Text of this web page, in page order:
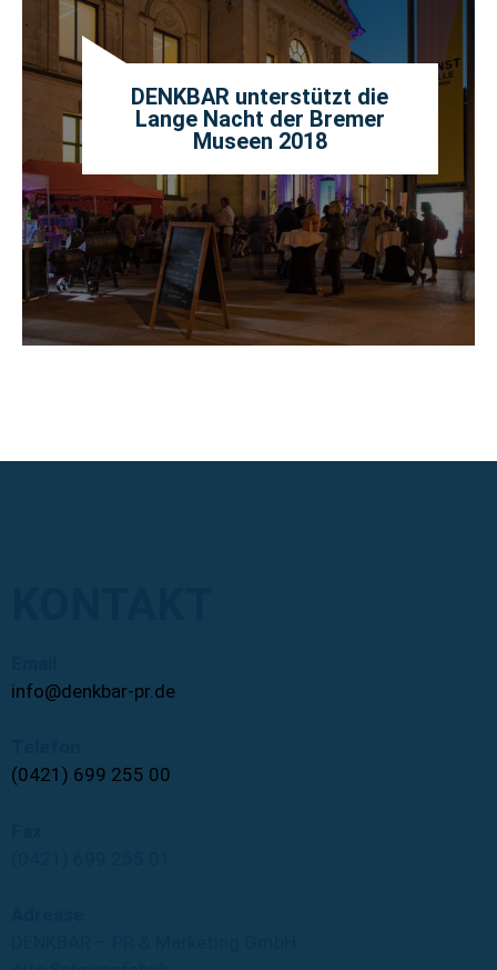
DENKBAR unterstützt die
Lange Nacht der Bremer
Museen 2018
info@denkbar-pr.de
(0421) 699 255 00